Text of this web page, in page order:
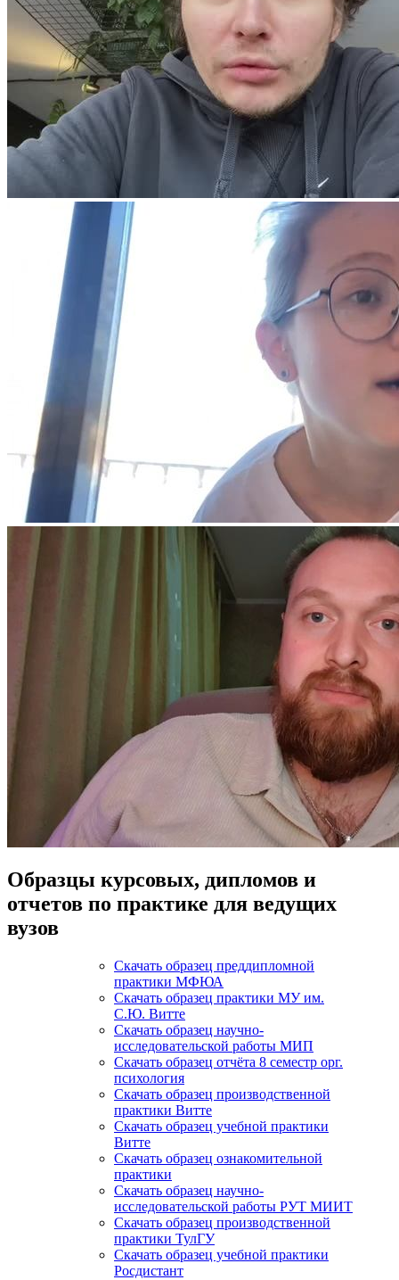
Образцы курсовых, дипломов и
отчетов по практике для ведущих
вузов
Скачать образец преддипломной
практики МФЮА
Скачать образец практики МУ им.
С.Ю. Витте
Скачать образец научно-
исследовательской работы МИП
Скачать образец отчёта 8 семестр орг.
психология
Скачать образец производственной
практики Витте
Скачать образец учебной практики
Витте
Скачать образец ознакомительной
практики
Скачать образец научно-
исследовательской работы РУТ МИИТ
Скачать образец производственной
практики ТулГУ
Скачать образец учебной практики
Росдистант